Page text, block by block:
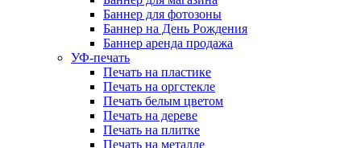
Баннер для фотозоны
Баннер на День Рождения
Баннер аренда продажа
УФ-печать
Печать на пластике
Печать на оргстекле
Печать белым цветом
Печать на дереве
Печать на плитке
Печать на металле